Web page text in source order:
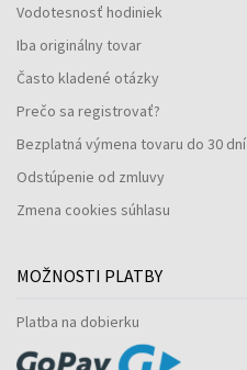
Vodotesnosť hodiniek
Iba originálny tovar
Často kladené otázky
Prečo sa registrovať?
Bezplatná výmena tovaru do 30 dní
Odstúpenie od zmluvy
Zmena cookies súhlasu
MOŽNOSTI PLATBY
Platba na dobierku